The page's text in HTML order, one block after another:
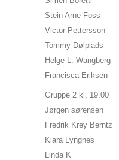
Stein Arne Foss
Victor Pettersson
Tommy Dølplads
Helge L. Wangberg
Francisca Eriksen
Gruppe 2 kl. 19.00
Jørgen sørensen
Fredrik Krey Berntz
Klara Lyngnes
Linda K